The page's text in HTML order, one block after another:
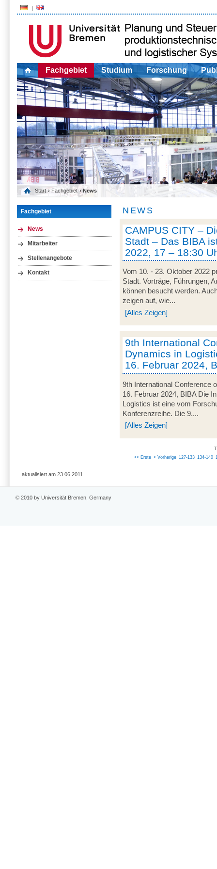
Fachgebiet Studium Forschung
Start › Fachgebiet › News
Fachgebiet
News
Mitarbeiter
Stellenangebote
Kontakt
NEWS
CAMPUS CITY –
Stadt – Das BIBA
2022, 17 – 18:30
Vom 10. - 23. Oktober 2022
Stadt. Vorträge, Führungen,
können besucht werden.
zeigen auf, wie...
[Alles Zeigen]
9th International
Dynamics in
16. Februar 2024,
9th International Conference
16. Februar 2024, BIBA Die
Logistics ist eine vom
Konferenzreihe. Die 9....
[Alles Zeigen]
<< Erste < Vorherige 127-133 134-140
aktualisiert am 23.06.2011
© 2010 by Universität Bremen, Germany